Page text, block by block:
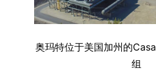
奥玛特位于美国加州的
组